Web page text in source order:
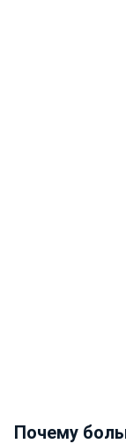
Почему